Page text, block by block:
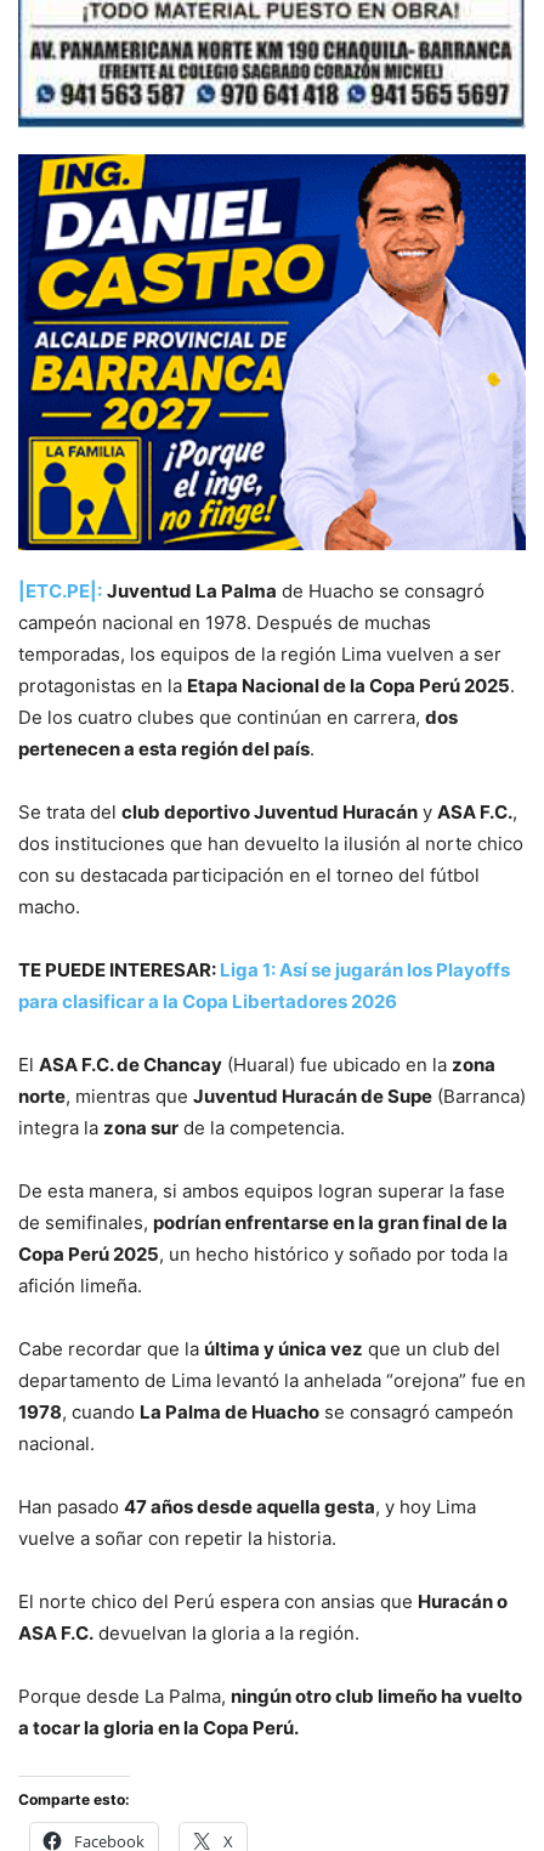
|ETC.PE|: Juventud La Palma de Huacho se consagró
campeón nacional en 1978. Después de muchas
temporadas, los equipos de la región Lima vuelven a ser
protagonistas en la Etapa Nacional de la Copa Perú 2025.
De los cuatro clubes que continúan en carrera, dos
pertenecen a esta región del país.
Se trata del club deportivo Juventud Huracán y ASA F.C.,
dos instituciones que han devuelto la ilusión al norte chico
con su destacada participación en el torneo del fútbol
macho.
TE PUEDE INTERESAR: Liga 1: Así se jugarán los Playoffs
para clasificar a la Copa Libertadores 2026
El ASA F.C. de Chancay (Huaral) fue ubicado en la zona
norte, mientras que Juventud Huracán de Supe (Barranca)
integra la zona sur de la competencia.
De esta manera, si ambos equipos logran superar la fase
de semifinales, podrían enfrentarse en la gran final de la
Copa Perú 2025, un hecho histórico y soñado por toda la
afición limeña.
Cabe recordar que la última y única vez que un club del
departamento de Lima levantó la anhelada “orejona” fue en
1978, cuando La Palma de Huacho se consagró campeón
nacional.
Han pasado 47 años desde aquella gesta, y hoy Lima
vuelve a soñar con repetir la historia.
El norte chico del Perú espera con ansias que Huracán o
ASA F.C. devuelvan la gloria a la región.
Porque desde La Palma, ningún otro club limeño ha vuelto
a tocar la gloria en la Copa Perú.
Comparte esto:
Facebook X